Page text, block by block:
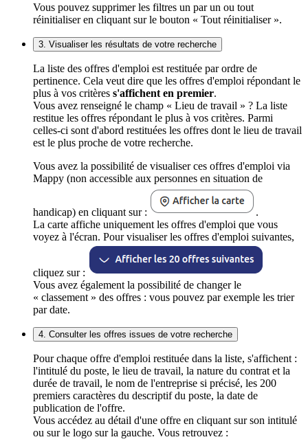
Vous pouvez supprimer les filtres un par un ou tout
réinitialiser en cliquant sur le bouton « Tout réinitialiser ».
3. Visualiser les résultats de votre recherche
La liste des offres d'emploi est restituée par ordre de
pertinence. Cela veut dire que les offres d'emploi répondant le
plus à vos critères s'affichent en premier.
Vous avez renseigné le champ « Lieu de travail » ? La liste
restitue les offres répondant le plus à vos critères. Parmi
celles-ci sont d'abord restituées les offres dont le lieu de travail
est le plus proche de votre recherche.
Vous avez la possibilité de visualiser ces offres d'emploi via
Mappy (non accessible aux personnes en situation de
handicap) en cliquant sur :
.
La carte affiche uniquement les offres d'emploi que vous
voyez à l'écran. Pour visualiser les offres d'emploi suivantes,
cliquez sur :
Vous avez également la possibilité de changer le
« classement » des offres : vous pouvez par exemple les trier
par date.
4. Consulter les offres issues de votre recherche
Pour chaque offre d'emploi restituée dans la liste, s'affichent :
l'intitulé du poste, le lieu de travail, la nature du contrat et la
durée de travail, le nom de l'entreprise si précisé, les 200
premiers caractères du descriptif du poste, la date de
publication de l'offre.
Vous accédez au détail d'une offre en cliquant sur son intitulé
ou sur le logo sur la gauche. Vous retrouvez :